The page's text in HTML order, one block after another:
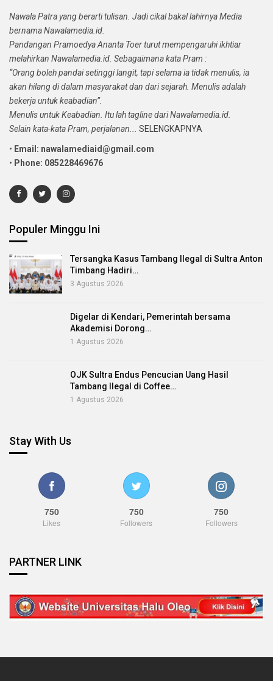
Nawala Patra yang berarti tulisan. Jadi cikal bakal lahirnya Media
bernama Nawalamedia.id.
Pandangan Pramoedya Ananta Toer turut mempengaruhi ikhtiar
melahirkan Nawalamedia.id. Sebagaimana kata Pram :
“Orang boleh pandai setinggi langit, tapi selama ia tidak menulis, ia
akan hilang di dalam masyarakat dan dari sejarah. Menulis adalah
bekerja untuk keabadian”.
Menulis untuk Keabadian. Itu lah tagline dari Nawalamedia.id.
Selain kata-kata Pram, perjalanan...
SELENGKAPNYA
• Email: nawalamediaid@gmail.com
• Phone: 085228469676
Populer Minggu Ini
Tersangka Kasus Tambang Ilegal di Sultra Anton
Timbang Hadiri…
3 Agustus 2026
Digelar di Kendari, Pemerintah bersama
Akademisi Dorong…
1 Agustus 2026
OJK Sultra Endus Pencucian Uang Hasil
Tambang Ilegal di Coffee…
1 Agustus 2026
Stay With Us
750
Likes
750
Followers
750
Followers
PARTNER LINK